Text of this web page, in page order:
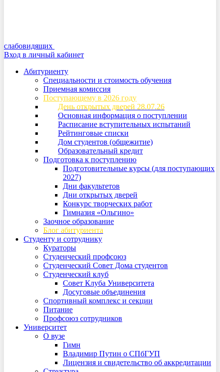
слабовидящих
Вход в личный кабинет
Абитуриенту
Специальности и стоимость обучения
Приемная комиссия
Поступающему в 2026 году
День открытых дверей 28.07.26
Основная информация о поступлении
Расписание вступительных испытаний
Рейтинговые списки
Дом студентов (общежитие)
Образовательный кредит
Подготовка к поступлению
Подготовительные курсы (для поступающих
2027)
Дни факультетов
Дни открытых дверей
Конкурс творческих работ
Гимназия «Ольгино»
Заочное образование
Блог абитуриента
Студенту и сотруднику
Кураторы
Студенческий профсоюз
Студенческий Совет Дома студентов
Студенческий клуб
Совет Клуба Университета
Досуговые объединения
Спортивный комплекс и секции
Питание
Профсоюз сотрудников
Университет
О вузе
Гимн
Владимир Путин о СПбГУП
Лицензия и свидетельство об аккредитации